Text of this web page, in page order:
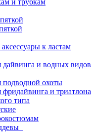
и трубкам
к ластам
и водных видов
охоты
и триатлона
типа